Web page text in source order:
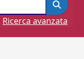
Ricerca avanzata